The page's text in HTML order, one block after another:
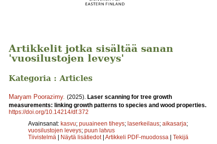
Artikkelit jotka sisältää sanan
'vuosilustojen leveys'
Kategoria : Articles
Maryam Poorazimy. (2025). Laser scanning for tree growth
measurements: linking growth patterns to species and wood properties.
https://doi.org/10.14214/df.372
Avainsanat: kasvu; puuaineen tiheys; laserkeilaus; aikasarja;
vuosilustojen leveys; puun latvus
Tiivistelmä | Näytä lisätiedot | Artikkeli PDF-muodossa | Tekijä